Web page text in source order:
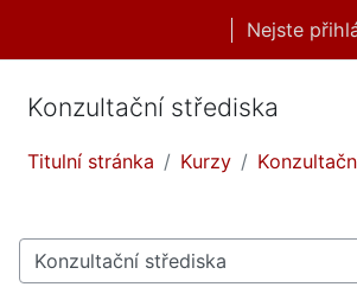
Nejste
Konzultační střediska
Titulní stránka Kurzy
Kategorie kurzů